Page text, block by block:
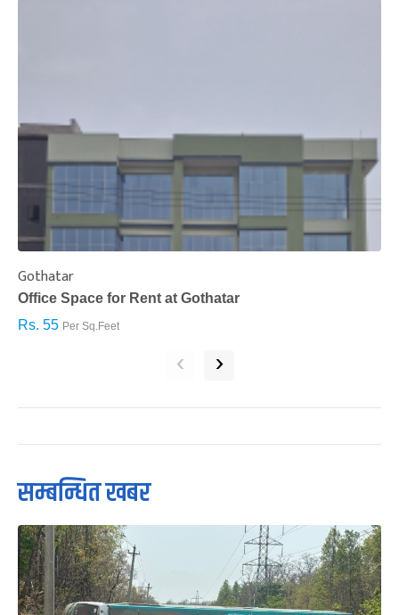
Gothatar
Office Space for Rent at Gothatar
Rs. 55 Per Sq.Feet
‹ ›
सम्बन्धित खबर